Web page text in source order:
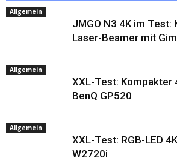
Allgemein
JMGO N3 4K im
Laser-Beamer mit
Allgemein
XXL-Test: Kompakter
BenQ GP520
Allgemein
XXL-Test: RGB-LED
W2720i